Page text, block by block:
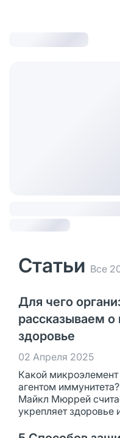
Статьи Все
Для чего
рассказываем о
здоровье
02 Апреля 2025
Какой
агентом
Майкл Мюррей
укрепляет здоровье